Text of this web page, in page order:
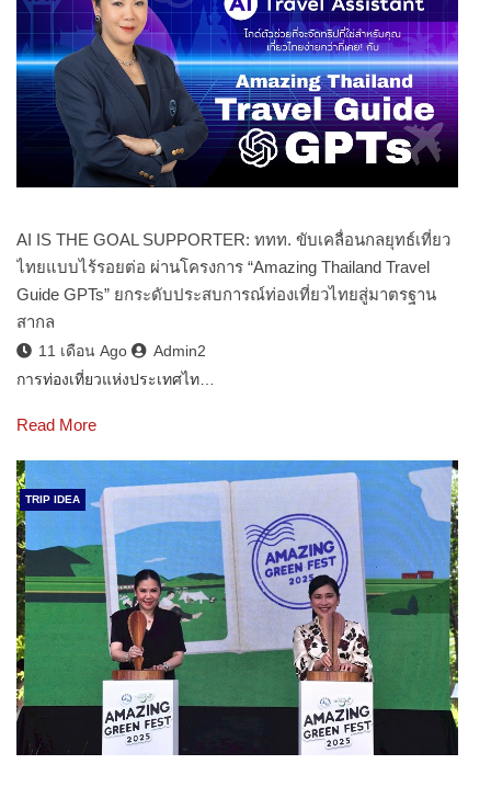
AI IS THE GOAL SUPPORTER: ททท. ขับเคลื่อนกลยุทธ์เที่ยว
ไทยแบบไร้รอยต่อ ผ่านโครงการ “Amazing Thailand Travel
Guide GPTs” ยกระดับประสบการณ์ท่องเที่ยวไทยสู่มาตรฐาน
สากล
11 เดือน Ago
Admin2
การท่องเที่ยวแห่งประเทศไท…
Read More
TRIP IDEA